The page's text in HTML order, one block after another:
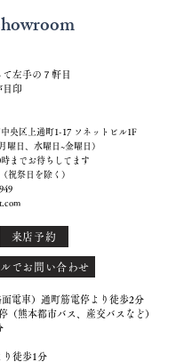
左手の７軒目
目印
上通町1-17 ソネットビル1F
曜日、水曜日~金曜日）
お待ちしてます
祭日を除く）
来店予約
ルでお問い合わせ
電車）通町筋電停より徒歩2分
都市バス、産交バスなど）
歩1分